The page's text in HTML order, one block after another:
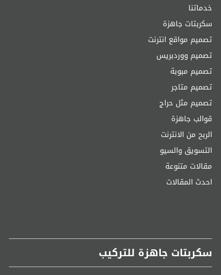
خدماتنا
سكربتات جاهزة
تصميم مواقع انترنت
تصميم ووردبريس
تصميم مبوبة
تصميم متاجر
تصميم مثل حراج
قوالب جاهزة
الربح من الانترنت
التسويق والسيو
مقالات متنوعة
احدث المقالات
سكربتات جاهزة للتركيب